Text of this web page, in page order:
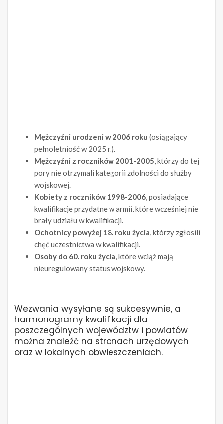
Mężczyźni urodzeni w 2006 roku (osiągający
pełnoletniość w 2025 r.).
Mężczyźni z roczników 2001-2005, którzy do tej
pory nie otrzymali kategorii zdolności do służby
wojskowej.
Kobiety z roczników 1998-2006, posiadające
kwalifikacje przydatne w armii, które wcześniej nie
brały udziału w kwalifikacji.
Ochotnicy powyżej 18. roku życia, którzy zgłosili
chęć uczestnictwa w kwalifikacji.
Osoby do 60. roku życia, które wciąż mają
nieuregulowany status wojskowy.
Wezwania wysyłane są sukcesywnie, a
harmonogramy kwalifikacji dla
poszczególnych województw i powiatów
można znaleźć na stronach urzędowych
oraz w lokalnych obwieszczeniach.